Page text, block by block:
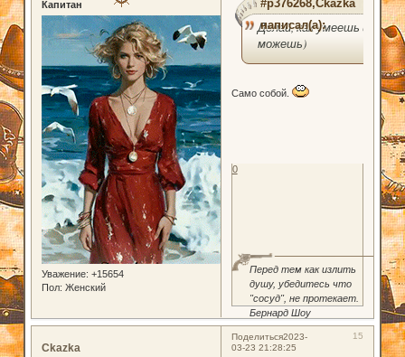
Капитан
Уважение: +15654
Пол: Женский
#p376268,Ckazka
написал(а):
Делай, как умеешь и
можешь)
Само собой.
Перед тем как излить
душу, убедитесь что
"сосуд", не протекает.
Бернард Шоу
0
Поделиться 15
2023-
03-23 21:28:25
Ckazka